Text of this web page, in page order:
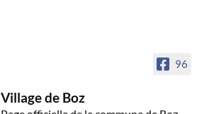
96
Village de Boz